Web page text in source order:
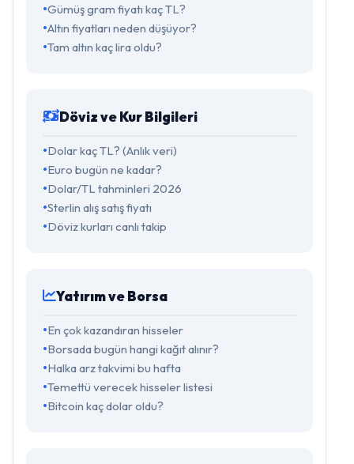
Gümüş gram fiyatı kaç TL?
Altın fiyatları neden düşüyor?
Tam altın kaç lira oldu?
Döviz ve Kur Bilgileri
Dolar kaç TL? (Anlık veri)
Euro bugün ne kadar?
Dolar/TL tahminleri 2026
Sterlin alış satış fiyatı
Döviz kurları canlı takip
Yatırım ve Borsa
En çok kazandıran hisseler
Borsada bugün hangi kağıt alınır?
Halka arz takvimi bu hafta
Temettü verecek hisseler listesi
Bitcoin kaç dolar oldu?